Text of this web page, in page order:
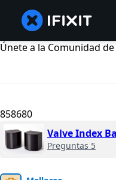
Únete a la Comunidad
858680
Valve Index
Preguntas 5